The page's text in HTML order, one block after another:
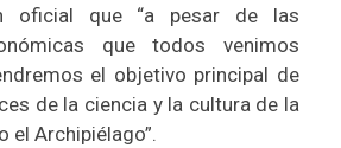
oficial que “a pesar de las
que todos venimos
el objetivo principal de
de la ciencia y la cultura de la
el Archipiélago”.